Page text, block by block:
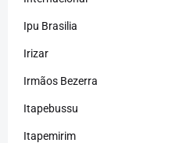
Ipu Brasilia
Irizar
Irmãos Bezerra
Itapebussu
Itapemirim